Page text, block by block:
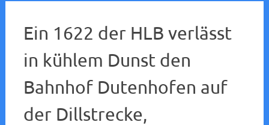
Ein 1622 der HLB verlässt
in kühlem Dunst den
Bahnhof Dutenhofen auf
der Dillstrecke,